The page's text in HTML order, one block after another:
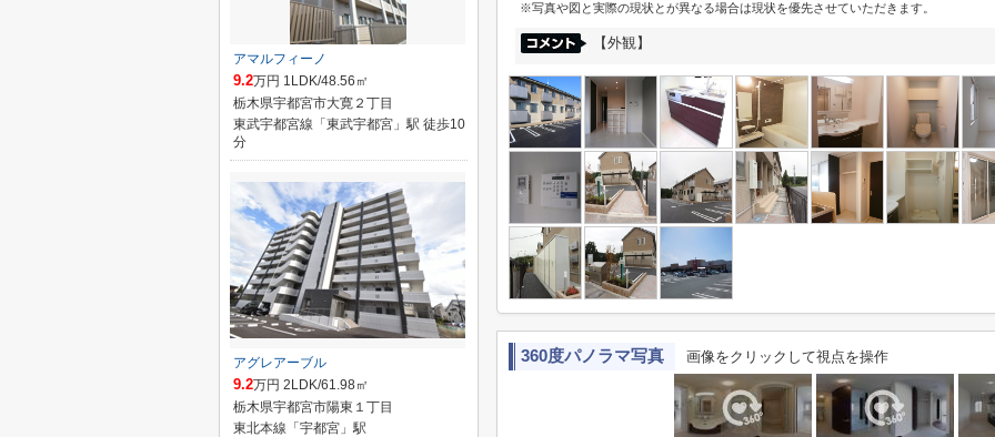
※写真や図と実際の現状とが異なる場合は現状を優先させていただきます。
【外観】
360度パノラマ写真 画像をクリックして視点を操作
アマルフィーノ
9.2万円 1LDK/48.56㎡
栃木県宇都宮市大寛２丁目
東武宇都宮線「東武宇都宮」駅 徒歩10
分
アグレアーブル
9.2万円 2LDK/61.98㎡
栃木県宇都宮市陽東１丁目
東北本線「宇都宮」駅